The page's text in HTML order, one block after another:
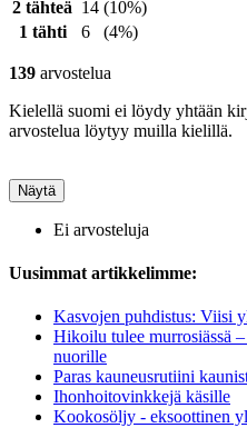
2 tähteä 14 (10%)
1 tähti
6 (4%)
139 arvostelua
Kielellä suomi ei löydy yhtään
arvostelua löytyy muilla kielillä.
Näytä
Ei arvosteluja
Uusimmat artikkelimme:
Kasvojen puhdistus: Viisi
Hikoilu tulee murrosiässä
nuorille
Paras kauneusrutiini
Ihonhoitovinkkejä käsille
Kookosöljy - eksoottinen